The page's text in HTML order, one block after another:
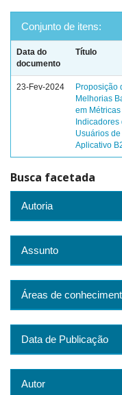
Conjunto de itens:
Data do
documento
Título
23-Fev-2024
Proposição
Melhorias
em Métricas
Indicadores
Usuários
Aplicativo
Busca facetada
Autoria
Assunto
Áreas de
Data de Publicação
Autor